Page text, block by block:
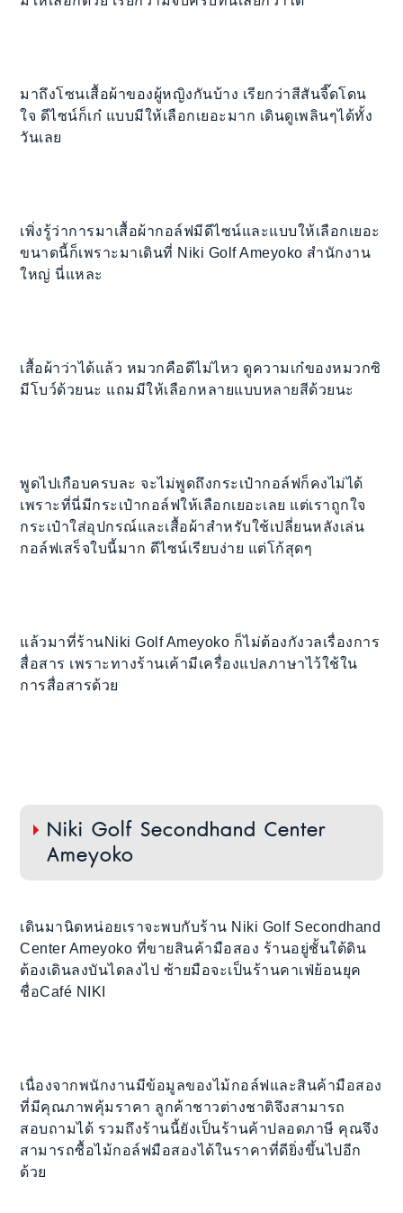
มาถึงโซนเสื้อผ้าของผู้หญิงกันบ้าง เรียกว่าสีสันจี๊ดโดน
ใจ ดีไซน์ก็เก๋ แบบมีให้เลือกเยอะมาก เดินดูเพลินๆได้ทั้ง
วันเลย
เพิ่งรู้ว่าการมาเสื้อผ้ากอล์ฟมีดีไซน์และแบบให้เลือกเยอะ
ขนาดนี้ก็เพราะมาเดินที่ Niki Golf Ameyoko สำนักงาน
ใหญ่ นี่แหละ
เสื้อผ้าว่าได้แล้ว หมวกคือดีไม่ไหว ดูความเก๋ของหมวกซิ
มีโบว์ด้วยนะ แถมมีให้เลือกหลายแบบหลายสีด้วยนะ
พูดไปเกือบครบละ จะไม่พูดถึงกระเป๋ากอล์ฟก็คงไม่ได้
เพราะที่นี่มีกระเป๋ากอล์ฟให้เลือกเยอะเลย แต่เราถูกใจ
กระเป๋าใส่อุปกรณ์และเสื้อผ้าสำหรับใช้เปลี่ยนหลังเล่น
กอล์ฟเสร็จใบนี้มาก ดีไซน์เรียบง่าย แต่โก้สุดๆ
แล้วมาที่ร้านNiki Golf Ameyoko ก็ไม่ต้องกังวลเรื่องการ
สื่อสาร เพราะทางร้านเค้ามีเครื่องแปลภาษาไว้ใช้ใน
การสื่อสารด้วย
Niki Golf Secondhand Center
Ameyoko
เดินมานิดหน่อยเราจะพบกับร้าน Niki Golf Secondhand
Center Ameyoko ที่ขายสินค้ามือสอง ร้านอยู่ชั้นใต้ดิน
ต้องเดินลงบันไดลงไป ซ้ายมือจะเป็นร้านคาเฟ่ย้อนยุค
ชื่อCafé NIKI
เนื่องจากพนักงานมีข้อมูลของไม้กอล์ฟและสินค้ามือสอง
ที่มีคุณภาพคุ้มราคา ลูกค้าชาวต่างชาติจึงสามารถ
สอบถามได้ รวมถึงร้านนี้ยังเป็นร้านค้าปลอดภาษี คุณจึง
สามารถซื้อไม้กอล์ฟมือสองได้ในราคาที่ดียิ่งขึ้นไปอีก
ด้วย